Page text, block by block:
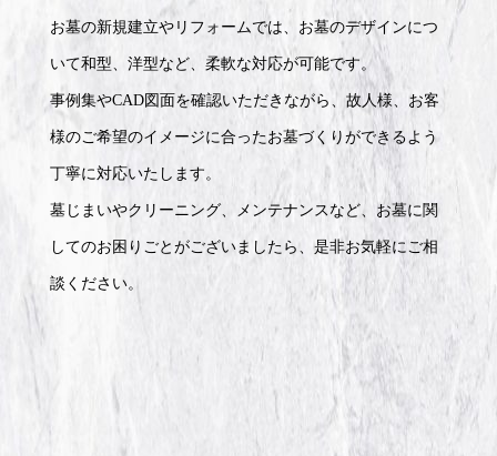
お墓の新規建立やリフォームでは、お墓のデザインにつ
いて和型、洋型など、柔軟な対応が可能です。
事例集やCAD図面を確認いただきながら、故人様、お客
様のご希望のイメージに合ったお墓づくりができるよう
丁寧に対応いたします。
墓じまいやクリーニング、メンテナンスなど、お墓に関
してのお困りごとがございましたら、是非お気軽にご相
談ください。